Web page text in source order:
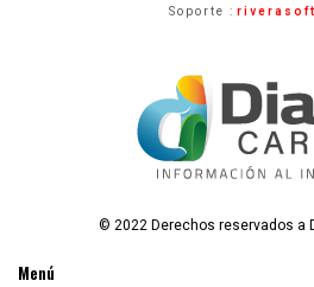
Soporte :
© 2022 Derechos reservados a
Menú